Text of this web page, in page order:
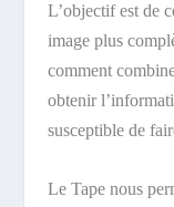
L’objectif est de
image plus
comment
obtenir
susceptible de
Le Tape nous